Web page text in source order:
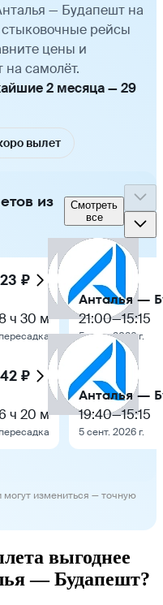
— Будапешт на
рейсы
цены и
самолёт.
2 месяца — 29
вылет
из
Смотреть
все
₽
ч 30 м
₽
ч 20 м
Анталья —
21:00—15:15
5 сент. 2026 г.
Анталья —
19:40—15:15
5 сент. 2026 г.
измениться — точную
выгоднее
— Будапешт?